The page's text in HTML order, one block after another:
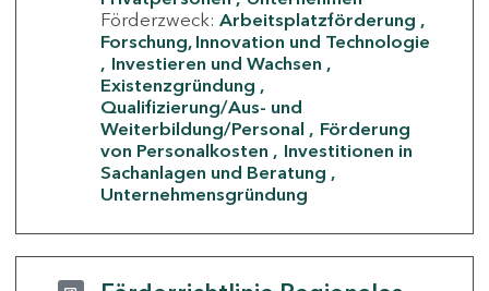
Förderzweck: Arbeitsplatzförderung
Forschung, Innovation und Technologie
Investieren und Wachsen
Existenzgründung
Qualifizierung/Aus- und
Weiterbildung/Personal
Förderung
von Personalkosten
Investitionen in
Sachanlagen und Beratung
Unternehmensgründung